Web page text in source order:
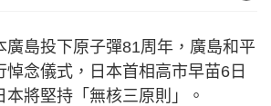
廣島投下原子彈81周年，廣島和平
悼念儀式，日本首相高市早苗6日
將堅持「無核三原則」。